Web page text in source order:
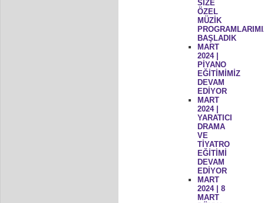
SİZE
ÖZEL
MÜZİK
BAŞLADIK
MART
2024 |
PİYANO
EĞİTİMİMİZ
DEVAM
EDİYOR
MART
2024 |
YARATICI
DRAMA
VE
TİYATRO
EĞİTİMİ
DEVAM
EDİYOR
MART
2024 | 8
MART